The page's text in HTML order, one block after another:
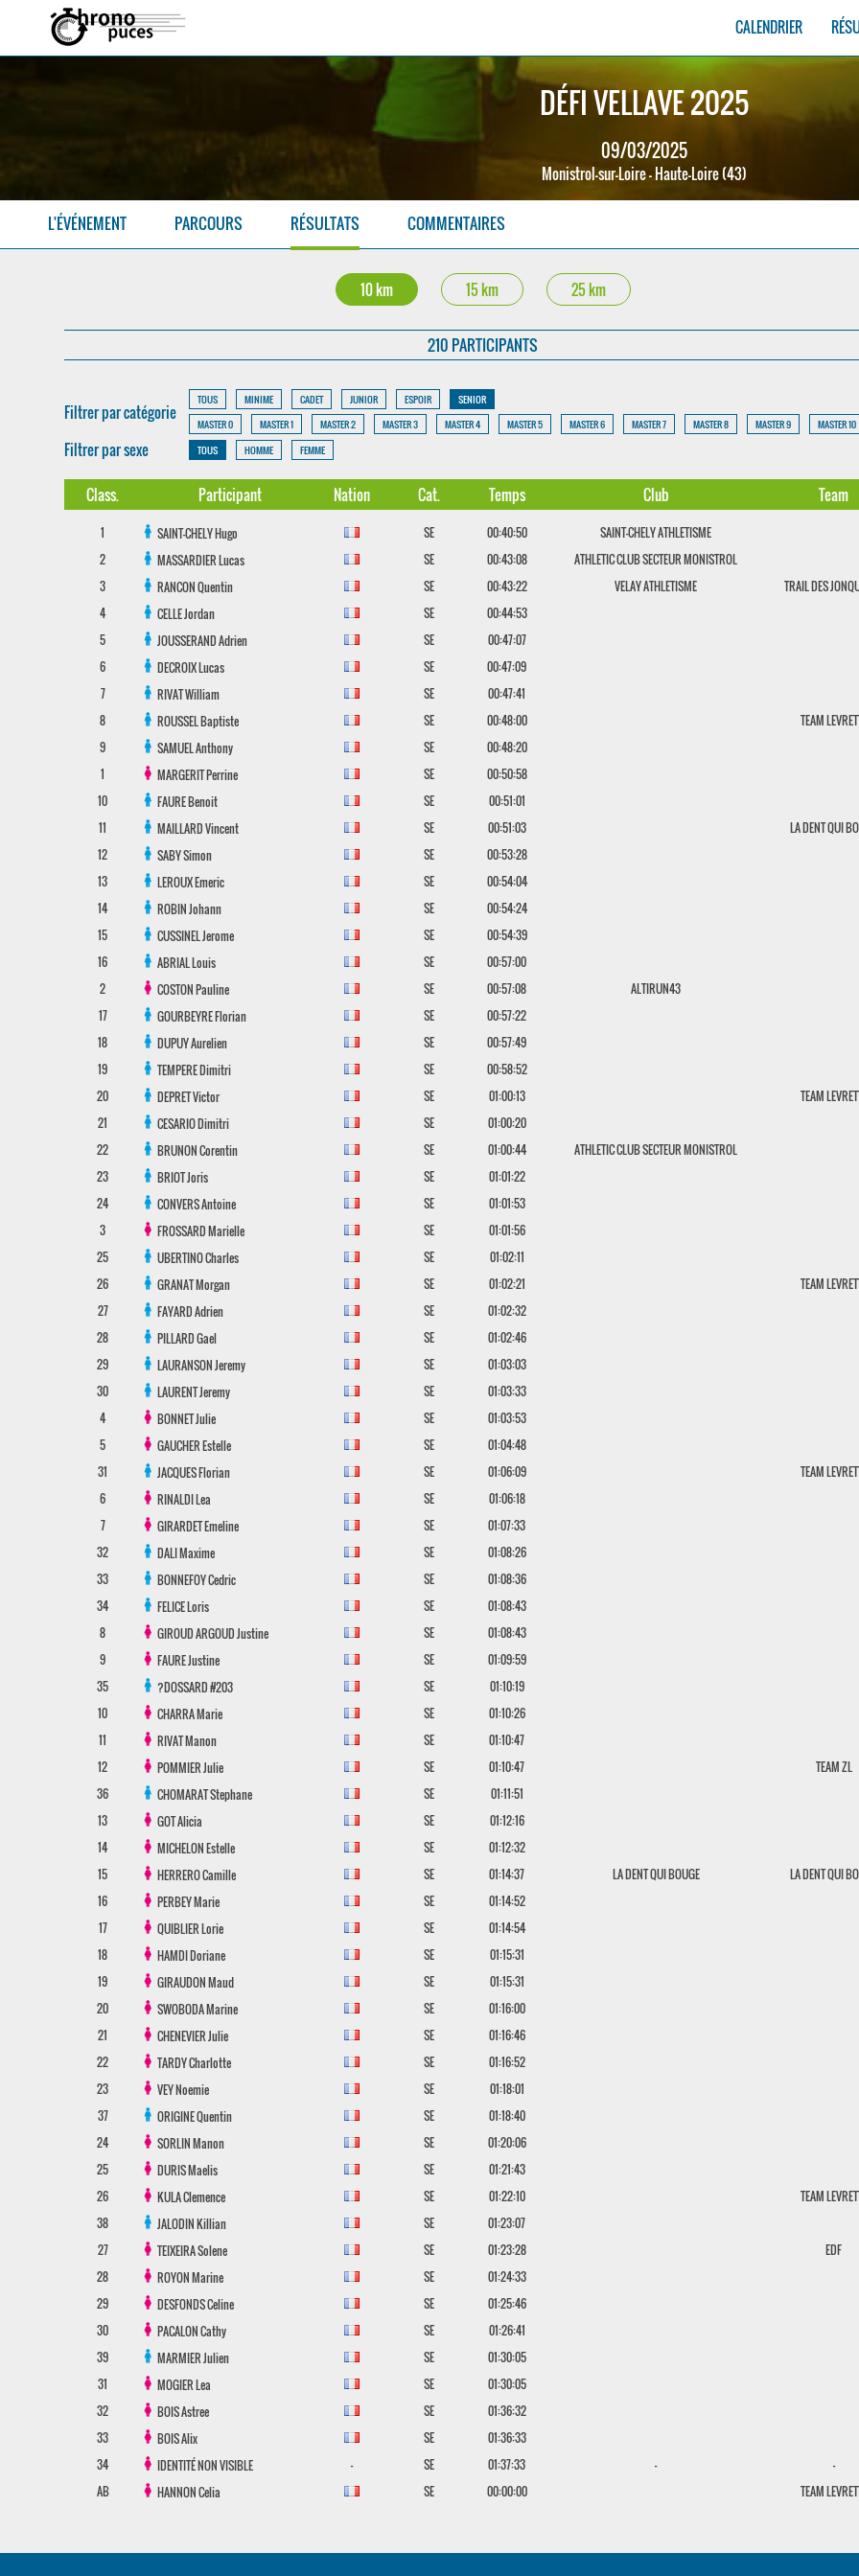
CALENDRIER
DÉFI VELLAVE 2025
09/03/2025
Monistrol-sur-Loire - Haute-Loire (43)
L'ÉVÉNEMENT PARCOURS RÉSULTATS COMMENTAIRES
10 km 15 km 25 km
210 PARTICIPANTS
Filtrer par catégorie
TOUS MINIME CADET JUNIOR ESPOIR
SENIOR
MASTER 0
MASTER 1 MASTER 2 MASTER 3 MASTER 4 MASTER 5 MASTER 6 MASTER 7 MASTER 8 MASTER 9 MASTER 10
Filtrer par sexe TOUS HOMME FEMME
Class. Participant Nation Cat. Temps Club Team
1 SAINT-CHELYHugo SE 00:40:50
SAINT-CHELY ATHLETISME
2
MASSARDIERLucas SE 00:43:08
ATHLETIC CLUB SECTEUR MONISTROL
3
RANCONQuentin SE 00:43:22 VELAY ATHLETISME
TRAIL DES
4
CELLEJordan SE
00:44:53
5
JOUSSERANDAdrien SE
00:47:07
6
DECROIXLucas SE
00:47:09
7
RIVATWilliam SE
00:47:41
8
ROUSSELBaptiste SE 00:48:00
TEAM
9
SAMUELAnthony SE
00:48:20
1
MARGERITPerrine SE
00:50:58
10
FAUREBenoit SE
00:51:01
11
MAILLARDVincent SE 00:51:03
LA DENT QUI
12
SABYSimon SE
00:53:28
13
LEROUXEmeric SE
00:54:04
14
ROBINJohann SE
00:54:24
15
CUSSINELJerome SE
00:54:39
16
ABRIALLouis SE
00:57:00
2
COSTONPauline SE 00:57:08
ALTIRUN43
17
GOURBEYREFlorian SE
00:57:22
18
DUPUYAurelien SE
00:57:49
19
TEMPEREDimitri SE
00:58:52
20
DEPRETVictor SE 01:00:13
TEAM
21
CESARIODimitri SE
01:00:20
22
BRUNONCorentin SE 01:00:44
ATHLETIC CLUB SECTEUR MONISTROL
23
BRIOTJoris SE
01:01:22
24
CONVERSAntoine SE
01:01:53
3
FROSSARDMarielle SE
01:01:56
25
UBERTINOCharles SE
01:02:11
26
GRANATMorgan SE 01:02:21
TEAM
27
FAYARDAdrien SE
01:02:32
28
PILLARDGael SE
01:02:46
29
LAURANSONJeremy SE
01:03:03
30
LAURENTJeremy SE
01:03:33
4
BONNETJulie SE
01:03:53
5
GAUCHEREstelle SE
01:04:48
31
JACQUESFlorian SE 01:06:09
TEAM
6
RINALDILea SE
01:06:18
7
GIRARDETEmeline SE
01:07:33
32
DALIMaxime SE
01:08:26
33
BONNEFOYCedric SE
01:08:36
34
FELICELoris SE
01:08:43
8
GIROUD ARGOUDJustine SE
01:08:43
9
FAUREJustine SE
01:09:59
35
?DOSSARD#203 SE
01:10:19
10
CHARRAMarie SE
01:10:26
11
RIVATManon SE
01:10:47
12
POMMIERJulie SE 01:10:47
TEAM ZL
36
CHOMARATStephane SE
01:11:51
13
GOTAlicia SE
01:12:16
14
MICHELONEstelle SE
01:12:32
15
HERREROCamille SE 01:14:37 LA DENT QUI BOUGE
LA DENT QUI
16
PERBEYMarie SE
01:14:52
17
QUIBLIERLorie SE
01:14:54
18
HAMDIDoriane SE
01:15:31
19
GIRAUDONMaud SE
01:15:31
20
SWOBODAMarine SE
01:16:00
21
CHENEVIERJulie SE
01:16:46
22
TARDYCharlotte SE
01:16:52
23
VEYNoemie SE
01:18:01
37
ORIGINEQuentin SE
01:18:40
24
SORLINManon SE
01:20:06
25
DURISMaelis SE
01:21:43
26
KULAClemence SE 01:22:10
TEAM
38
JALODINKillian SE
01:23:07
27
TEIXEIRASolene SE 01:23:28
EDF
28
ROYONMarine SE
01:24:33
29
DESFONDSCeline SE
01:25:46
30
PACALONCathy SE
01:26:41
39
MARMIERJulien SE
01:30:05
31
MOGIERLea SE
01:30:05
32
BOISAstree SE
01:36:32
33
BOISAlix SE
01:36:33
34
IDENTITÉ NON VISIBLE - SE 01:37:33 -
-
AB
HANNONCelia SE 00:00:00 TEAM